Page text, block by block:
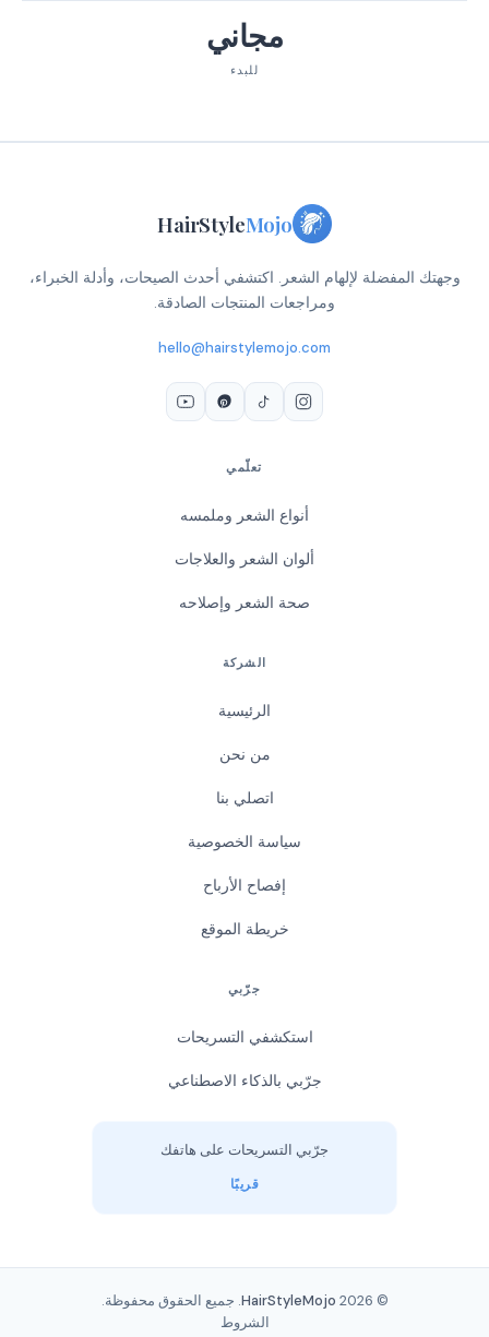
مجاني
للبدء
HairStyleMojo
وجهتك المفضلة لإلهام الشعر. اكتشفي أحدث الصيحات، وأدلة الخبراء،
ومراجعات المنتجات الصادقة.
hello@hairstylemojo.com
تعلّمي
أنواع الشعر وملمسه
ألوان الشعر والعلاجات
صحة الشعر وإصلاحه
الشركة
الرئيسية
من نحن
اتصلي بنا
سياسة الخصوصية
إفصاح الأرباح
خريطة الموقع
جرّبي
استكشفي التسريحات
جرّبي بالذكاء الاصطناعي
جرّبي التسريحات على هاتفك
قريبًا
© 2026
HairStyleMojo. جميع الحقوق محفوظة.
الشروط